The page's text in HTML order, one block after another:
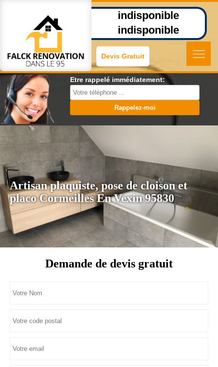
indisponible
indisponible
Devis Gratuit
Etre rappelé immédiatement:
Artisan plaquiste, pose de cloison et
placo Cormeilles En Vexin 95830
Demande de devis gratuit